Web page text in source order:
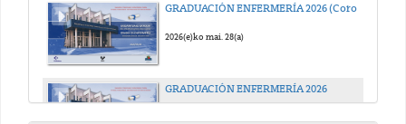
2026(e)ko mai. 28(a)
GRADUACIÓN ENFERMERÍA 2026